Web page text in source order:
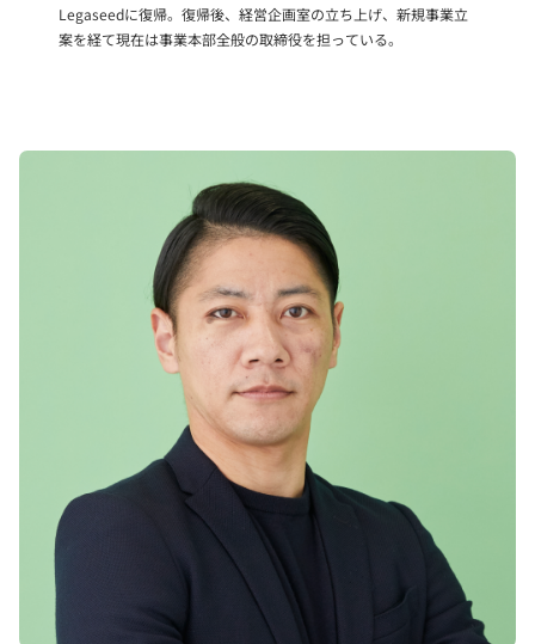
Legaseedに復帰。復帰後、経営企画室の立ち上げ、新規事業立
案を経て現在は事業本部全般の取締役を担っている。